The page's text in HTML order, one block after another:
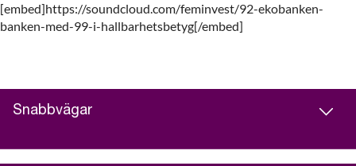
[embed]https://soundcloud.com/feminvest/92-ekobanken-
banken-med-99-i-hallbarhetsbetyg[/embed]
Snabbvägar